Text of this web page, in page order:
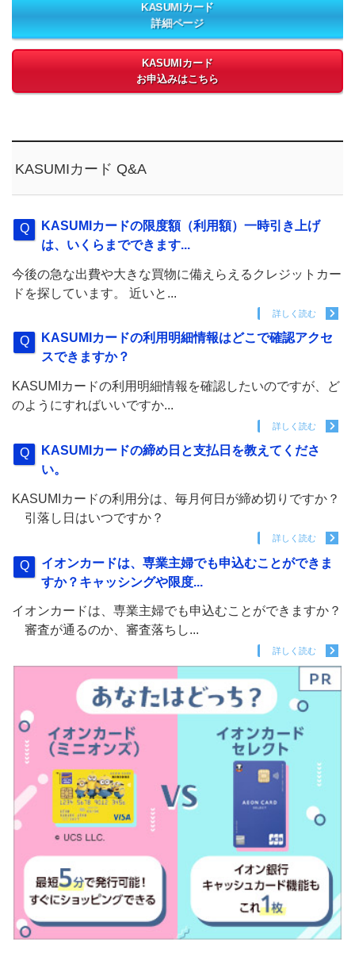
KASUMIカード
詳細ページ
KASUMIカード
お申込みはこちら
KASUMIカード Q&A
KASUMIカードの限度額（利用額）一時引き上げ
は、いくらまでできます...
今後の急な出費や大きな買物に備えらえるクレジットカー
ドを探しています。 近いと...
詳しく読む
KASUMIカードの利用明細情報はどこで確認アクセ
スできますか？
KASUMIカードの利用明細情報を確認したいのですが、ど
のようにすればいいですか...
詳しく読む
KASUMIカードの締め日と支払日を教えてくださ
い。
KASUMIカードの利用分は、毎月何日が締め切りですか？
引落し日はいつですか？
詳しく読む
イオンカードは、専業主婦でも申込むことができま
すか？キャッシングや限度...
イオンカードは、専業主婦でも申込むことができますか？
審査が通るのか、審査落ちし...
詳しく読む